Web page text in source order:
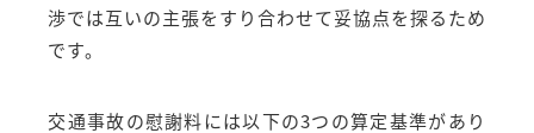
渉では互いの主張をすり合わせて妥協点を探るため
です。
交通事故の慰謝料には以下の3つの算定基準があり